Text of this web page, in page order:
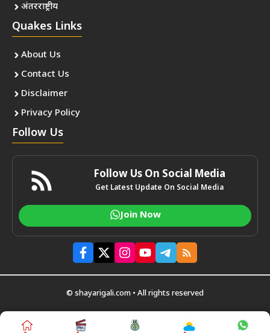
अंतरराष्ट्रीय
Quakes Links
About Us
Contact Us
Disclaimer
Privacy Policy
Follow Us
Follow Us On Social Media
Get Latest Update On Social Media
Join Now
© shayarigali.com • All rights reserved